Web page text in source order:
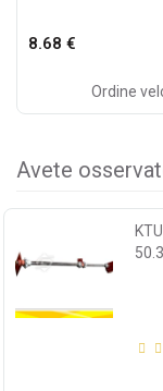
8.68 €
Ordine
Avete